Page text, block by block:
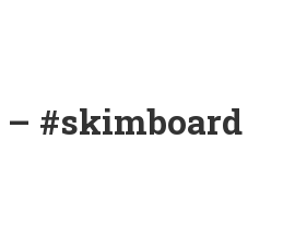
#skimboard